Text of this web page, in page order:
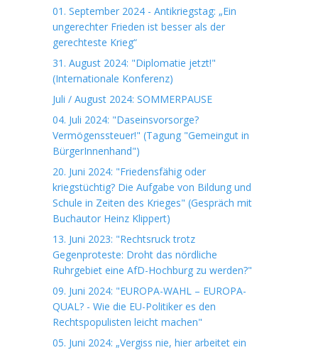
01. September 2024 - Antikriegstag: „Ein
ungerechter Frieden ist besser als der
gerechteste Krieg“
31. August 2024: "Diplomatie jetzt!"
(Internationale Konferenz)
Juli / August 2024: SOMMERPAUSE
04. Juli 2024: "Daseinsvorsorge?
Vermögenssteuer!" (Tagung "Gemeingut in
BürgerInnenhand")
20. Juni 2024: "Friedensfähig oder
kriegstüchtig? Die Aufgabe von Bildung und
Schule in Zeiten des Krieges" (Gespräch mit
Buchautor Heinz Klippert)
13. Juni 2023: "Rechtsruck trotz
Gegenproteste: Droht das nördliche
Ruhrgebiet eine AfD-Hochburg zu werden?"
09. Juni 2024: "EUROPA-WAHL – EUROPA-
QUAL? - Wie die EU-Politiker es den
Rechtspopulisten leicht machen"
05. Juni 2024: „Vergiss nie, hier arbeitet ein